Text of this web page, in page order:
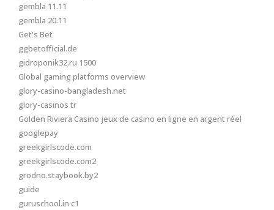
gembla 11.11
gembla 20.11
Get's Bet
ggbetofficial.de
gidroponik32.ru 1500
Global gaming platforms overview
glory-casino-bangladesh.net
glory-casinos tr
Golden Riviera Casino jeux de casino en ligne en argent réel
googlepay
greekgirlscode.com
greekgirlscode.com2
grodno.staybook.by2
guide
guruschool.in c1